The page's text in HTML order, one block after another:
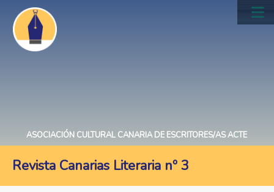
Pasar
contenido
principal
ASOCIACIÓN CULTURAL CANARIA DE ESCRITORES/AS ACTE
Revista Canarias Literaria nº 3